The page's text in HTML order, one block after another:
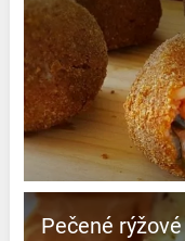
Pečené